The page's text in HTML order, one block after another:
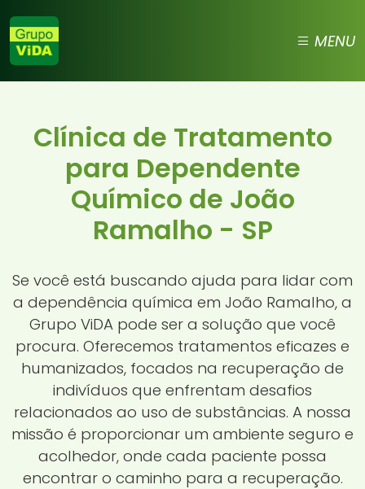
MENU
Clínica de Tratamento
para Dependente
Químico de João
Ramalho - SP
Se você está buscando ajuda para lidar com
a dependência química em João Ramalho, a
Grupo ViDA pode ser a solução que você
procura. Oferecemos tratamentos eficazes e
humanizados, focados na recuperação de
indivíduos que enfrentam desafios
relacionados ao uso de substâncias. A nossa
missão é proporcionar um ambiente seguro e
acolhedor, onde cada paciente possa
encontrar o caminho para a recuperação.